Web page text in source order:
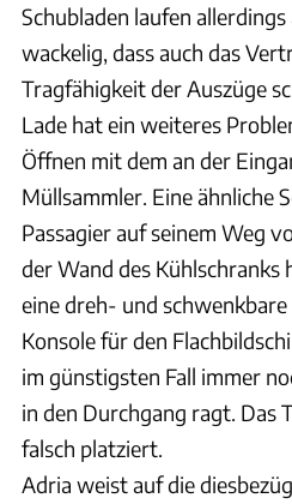
Schubladen laufen
wackelig, dass auch das
Tragfähigkeit der Auszüge
Lade hat ein weiteres
Öffnen mit dem an der
Müllsammler. Eine ähnliche
Passagier auf seinem Weg
der Wand des Kühlschranks
eine dreh- und schwenkbare
Konsole für den
im günstigsten Fall immer
in den Durchgang ragt. Das
falsch platziert.
Adria weist auf die